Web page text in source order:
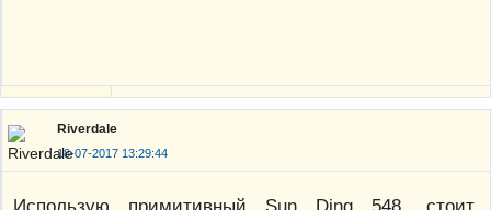
Riverdale
18-07-2017 13:29:44